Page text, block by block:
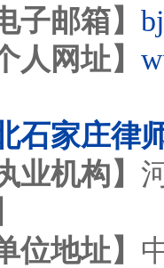
子邮箱】
人网址】
石家庄律
业机构】
位地址】